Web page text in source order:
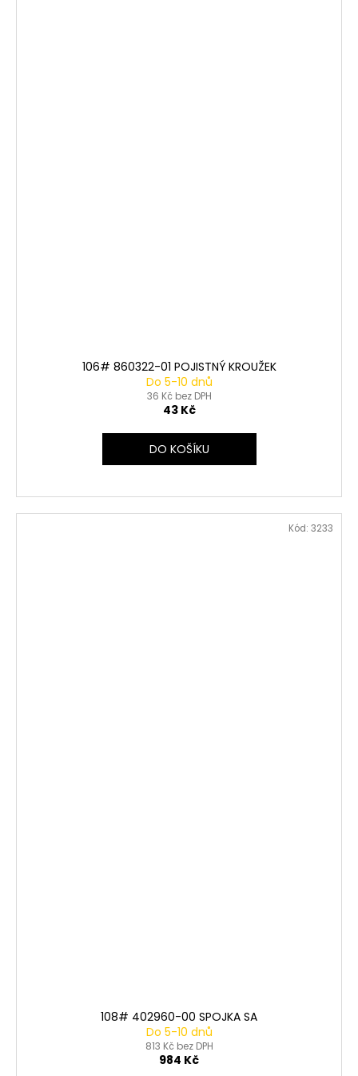
106# 860322-01 POJISTNÝ KROUŽEK
Do 5-10 dnů
36 Kč bez DPH
43 Kč
DO KOŠÍKU
108# 402960-00 SPOJKA SA
Do 5-10 dnů
813 Kč bez DPH
984 Kč
Kód: 3233